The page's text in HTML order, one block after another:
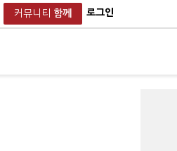
커뮤니티 함께 로그인